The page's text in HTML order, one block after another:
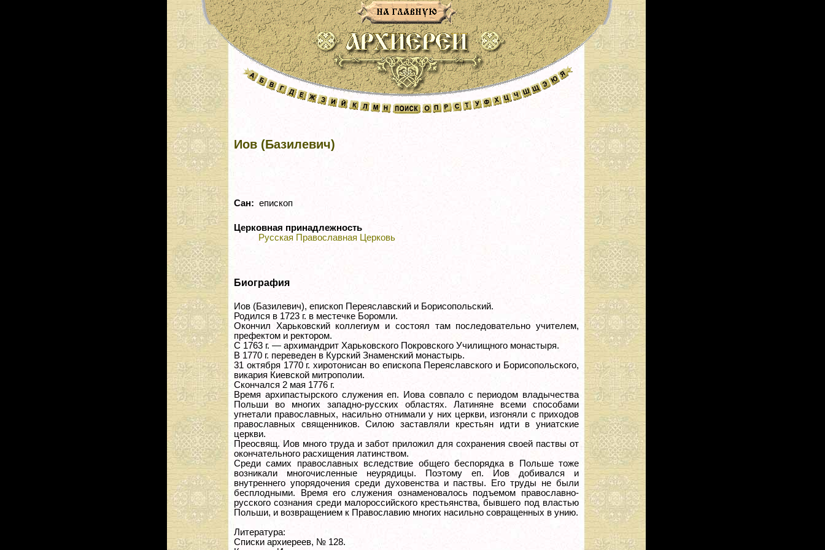
Иов (Базилевич)
Сан: епископ
Церковная принадлежность
Русская Православная Церковь
Биография
Иов (Базилевич), епископ Переяславский и Борисопольский.
Родился в 1723 г. в местечке Боромли.
Окончил Харьковский коллегиум и состоял там последовательно учителем,
префектом и ректором.
С 1763 г. — архимандрит Харьковского Покровского Училищного монастыря.
В 1770 г. переведен в Курский Знаменский монастырь.
31 октября 1770 г. хиротонисан во епископа Переяславского и Борисопольского,
викария Киевской митрополии.
Скончался 2 мая 1776 г.
Время архипастырского служения еп. Иова совпало с периодом владычества
Польши во многих западно-русских областях. Латиняне всеми способами
угнетали православных, насильно отнимали у них церкви, изгоняли с приходов
православных священников. Силою заставляли крестьян идти в униатские
церкви.
Преосвящ. Иов много труда и забот приложил для сохранения своей паствы от
окончательного расхищения латинством.
Среди самих православных вследствие общего беспорядка в Польше тоже
возникали многочисленные неурядицы. Поэтому еп. Иов добивался и
внутреннего упорядочения среди духовенства и паствы. Его труды не были
бесплодными. Время его служения ознаменовалось подъемом православно-
русского сознания среди малороссийского крестьянства, бывшего под властью
Польши, и возвращением к Православию многих насильно совращенных в унию.
Литература:
Списки архиереев, № 128.